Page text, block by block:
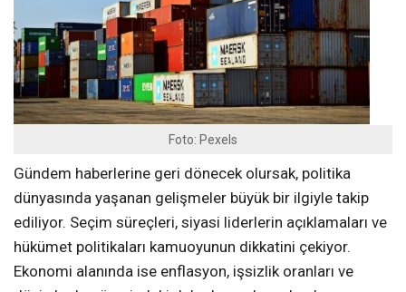
Foto: Pexels
Gündem haberlerine geri dönecek olursak, politika
dünyasında yaşanan gelişmeler büyük bir ilgiyle takip
ediliyor. Seçim süreçleri, siyasi liderlerin açıklamaları ve
hükümet politikaları kamuoyunun dikkatini çekiyor.
Ekonomi alanında ise enflasyon, işsizlik oranları ve